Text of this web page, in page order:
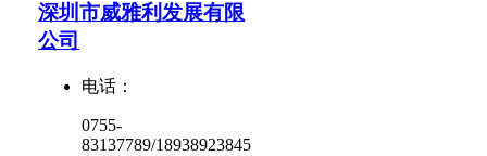
深圳市威雅利发展有限
公司
电话：
0755-
83137789/18938923845